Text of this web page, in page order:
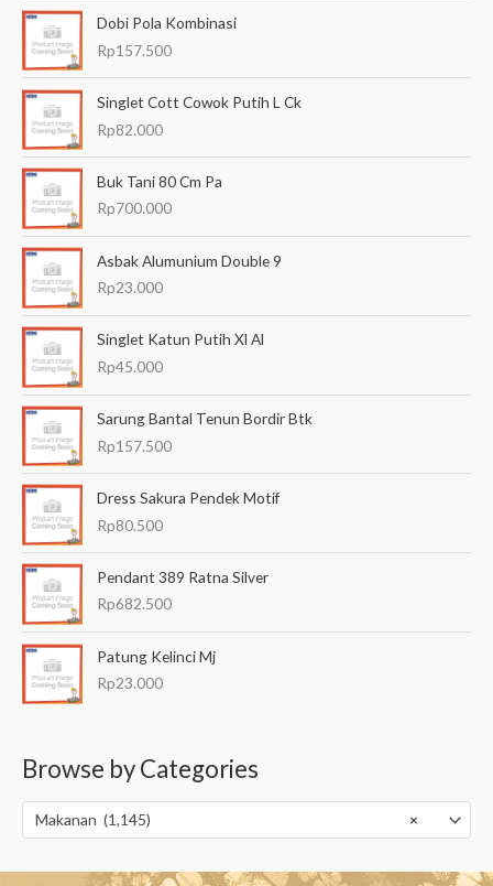
a
u
n
u
Dobi Pola Kombinasi
Rp157.500
Singlet Cott Cowok Putih L Ck
Rp82.000
Buk Tani 80 Cm Pa
Rp700.000
Asbak Alumunium Double 9
Rp23.000
Singlet Katun Putih Xl Al
Rp45.000
Sarung Bantal Tenun Bordir Btk
Rp157.500
Dress Sakura Pendek Motif
Rp80.500
Pendant 389 Ratna Silver
Rp682.500
Patung Kelinci Mj
Rp23.000
Browse by Categories
×
Makanan (1,145)